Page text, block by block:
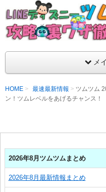
LINEディズニー
支持率No1！痒いところに
ラ評価も丁寧に解説！ツム
メ
HOME 最速最新情報
ツムツム
ン！ツムレベルをあげるチャンス！
2026年8月ツムツムまとめ
2026年8月最新情報まとめ